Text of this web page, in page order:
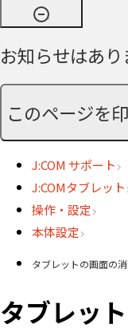
お知らせはあり
このページを
J:COM サポート
J:COMタブレット
操作・設定
本体設定
タブレットの画面の
タブレッ